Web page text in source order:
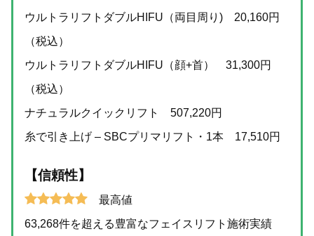
ウルトラリフトダブルHIFU（両目周り) 20,160円
（税込）
ウルトラリフトダブルHIFU（顔+首） 31,300円
（税込）
ナチュラルクイックリフト 507,220円
糸で引き上げ – SBCプリマリフト・1本 17,510円
【信頼性】
最高値
63,268件を超える豊富なフェイスリフト施術実績